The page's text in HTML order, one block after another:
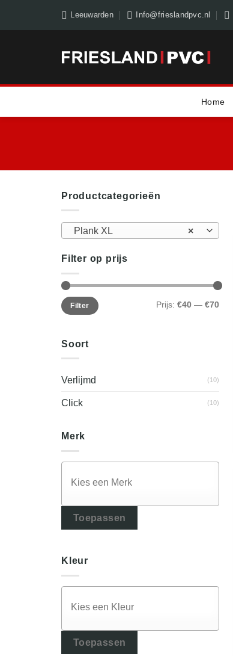
Leeuwarden Info@frieslandpvc.nl
Home
Productcategorieën
×
Plank XL
Filter op prijs
Min.
prijs
Max.
prijsFilter Prijs: €40— €70
Soort
Verlijmd (10)
Click (10)
Merk
Toepassen
Kleur
Toepassen